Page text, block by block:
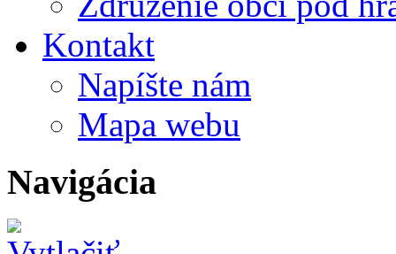
Kontakt
Napíšte nám
Mapa webu
Navigácia